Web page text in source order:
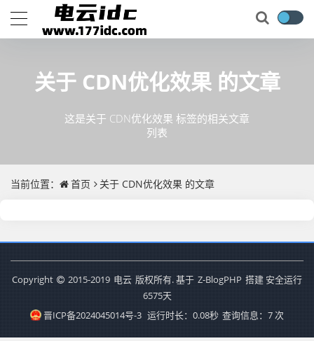
关于 CDN优化效果的文章
这是关于 CDN优化效果 标签的相关文章
列表
当前位置： 首页 关于 CDN优化效果 的文章
Copyright 2015-2019 电云 版权所有. 基于 Z-BlogPHP 搭建 安全运行
6575天
晋ICP备2024045014号-3 运行时长：0.08秒 查询信息：7 次